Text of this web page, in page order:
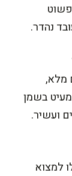
נהדר.
מלא,
בשמן
ועשיר.
למצוא